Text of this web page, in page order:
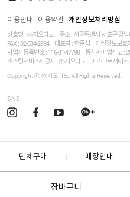
장바구니
이용안내 이용약관 개인정보처리방침
상호명 : ㈜지오다노
주소 : 서울특별시 서초구 강
FAX : 02-534-2994
대표자 : 한준석 개인정보보호
사업자등록번호 : 116-81-47798
통신판매업신고 :
호스팅서비스제공자 : ㈜지오다노
에스크로서비스
Copyright ⓒ ㈜지오다노. All Rights Reserved.
SNS
단체구매 매장안내